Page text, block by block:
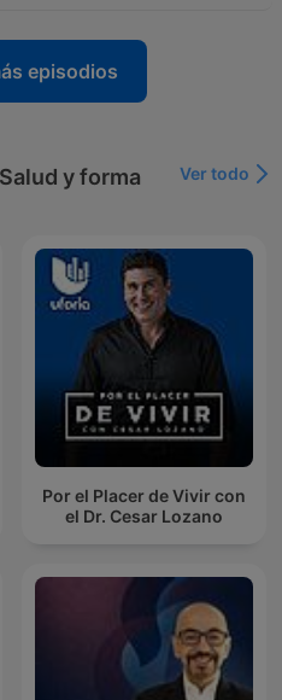
episodios
y forma
Ver todo
Por el Placer de Vivir con
el Dr. Cesar Lozano